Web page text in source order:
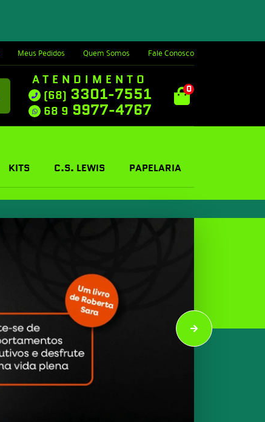
Meus Pedidos Quem Somos Fale Conosco
ATENDIMENTO
(68) 3301-7551
68 9 9977-4767
0
KITS C.S. LEWIS PAPELARIA